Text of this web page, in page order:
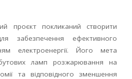
проєкт покликаний створити
забезпечення ефективного
електроенергії. Його мета
ламп розжарювання на
та відповідного зменшення